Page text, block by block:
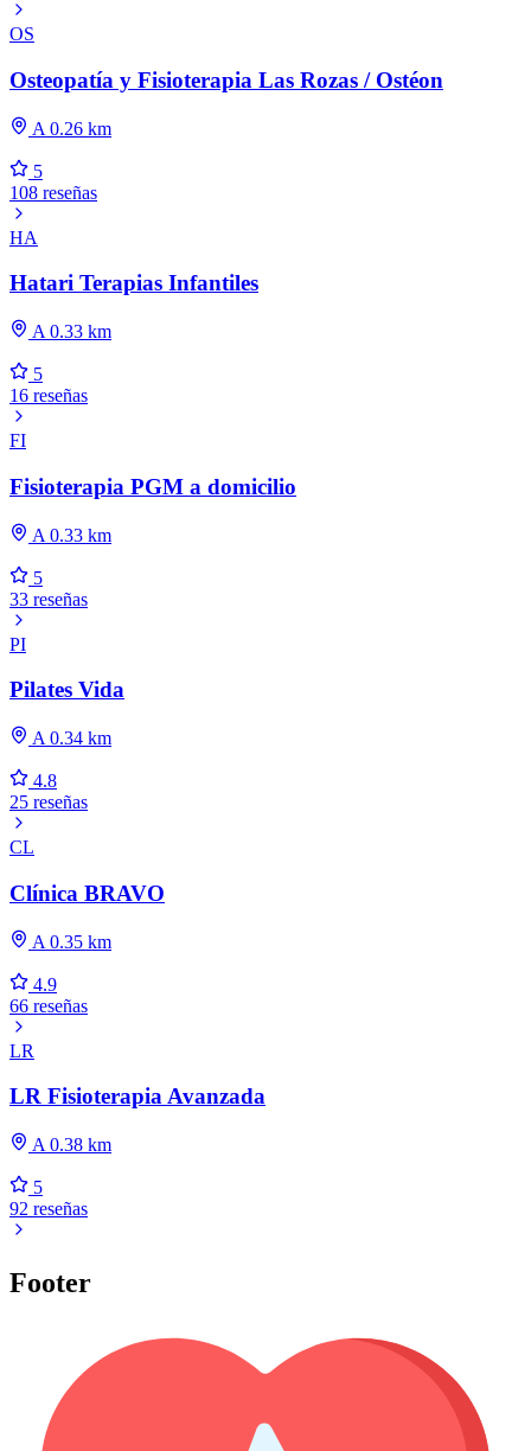
OS
Osteopatía y Fisioterapia Las Rozas / Ostéon
A 0.26 km
5
108 reseñas
HA
Hatari Terapias Infantiles
A 0.33 km
5
16 reseñas
FI
Fisioterapia PGM a domicilio
A 0.33 km
5
33 reseñas
PI
Pilates Vida
A 0.34 km
4.8
25 reseñas
CL
Clínica BRAVO
A 0.35 km
4.9
66 reseñas
LR
LR Fisioterapia Avanzada
A 0.38 km
5
92 reseñas
Footer